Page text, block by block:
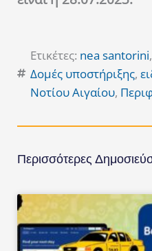
Ετικέτες: nea santorini,
Δομές υποστήριξης,
Νοτίου Αιγαίου,
Περισσότερες